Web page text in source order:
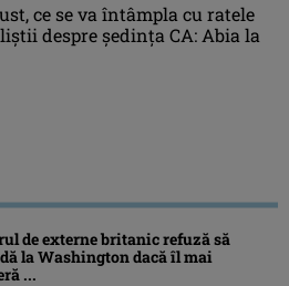
ce se va întâmpla cu ratele
despre ședința CA: Abia la
de externe britanic refuză să
la Washington dacă îl mai
...